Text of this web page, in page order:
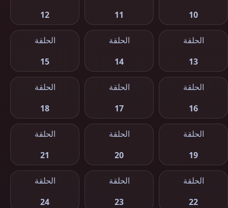
10
11
12
الحلقة
13
الحلقة
14
الحلقة
15
الحلقة
16
الحلقة
17
الحلقة
18
الحلقة
19
الحلقة
20
الحلقة
21
الحلقة
22
الحلقة
23
الحلقة
24